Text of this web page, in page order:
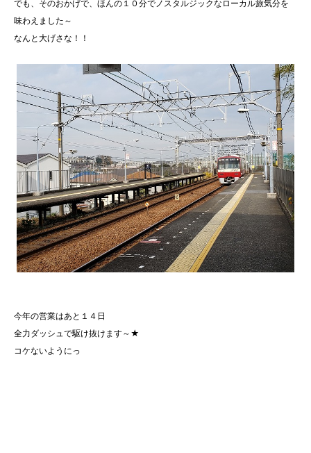
でも、そのおかげで、ほんの１０分でノスタルジックなローカル旅気分を
味わえました～
なんと大げさな！！
今年の営業はあと１４日
全力ダッシュで駆け抜けます～★
コケないようにっ